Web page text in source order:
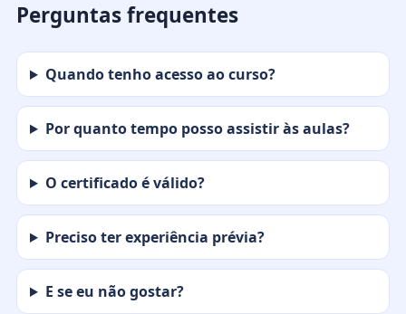
Perguntas frequentes
Quando tenho acesso ao curso?
Por quanto tempo posso assistir às aulas?
O certificado é válido?
Preciso ter experiência prévia?
E se eu não gostar?